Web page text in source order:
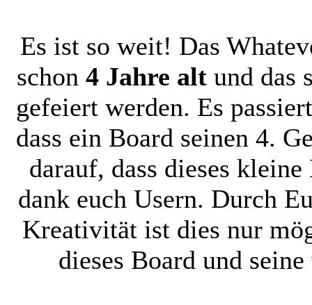
Es ist so weit! Das
schon 4 Jahre alt und das
gefeiert werden. Es
dass ein Board seinen 4.
darauf, dass dieses
dank euch Usern. Durch
Kreativität ist dies nur
dieses Board und